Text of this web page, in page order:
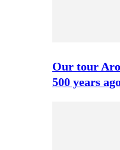
Our tour
500 years